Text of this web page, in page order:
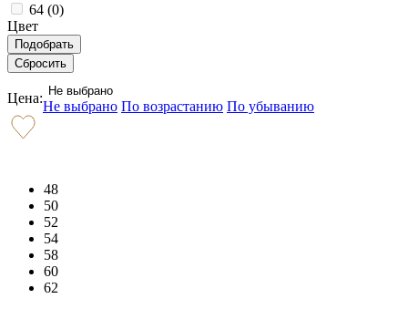
64 (0)
Цвет
Цена: Не выбрано
Не выбрано По возрастанию По убыванию
48
50
52
54
58
60
62